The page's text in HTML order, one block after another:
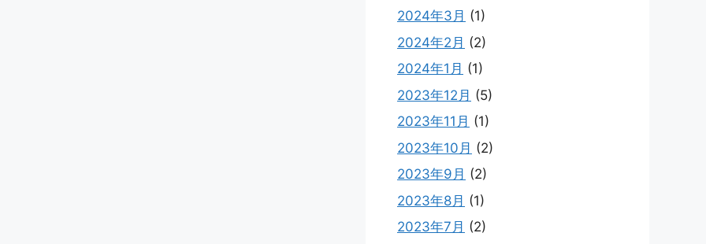
2024年3月 (1)
2024年2月 (2)
2024年1月 (1)
2023年12月 (5)
2023年11月 (1)
2023年10月 (2)
2023年9月 (2)
2023年8月 (1)
2023年7月 (2)